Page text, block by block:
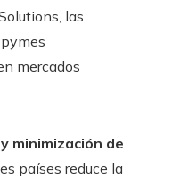
las
mercados
minimización de
países reduce la